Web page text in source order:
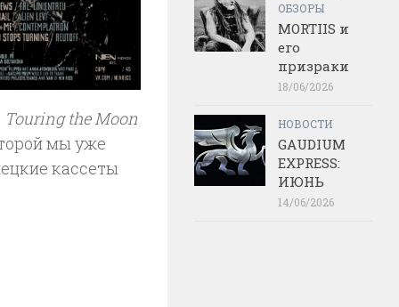
Touring the Moon
мы уже
кассеты
ОБЗОРЫ
MORTIIS и
его
призраки
18/06/2026
НОВОСТИ
GAUDIUM
EXPRESS:
ИЮНЬ
14/06/2026